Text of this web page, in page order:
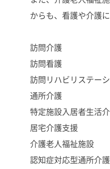
からも、看護や介護
訪問介護
訪問看護
訪問リハビリステー
通所介護
特定施設入居者生活
居宅介護支援
介護老人福祉施設
認知症対応型通所介護